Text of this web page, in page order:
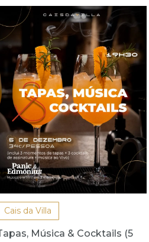
Cais da Villa
Música & Cocktails (5